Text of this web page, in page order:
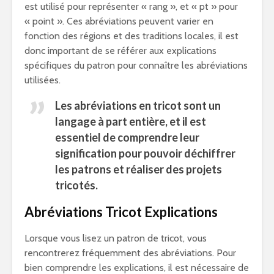
est utilisé pour représenter « rang », et « pt » pour
« point ». Ces abréviations peuvent varier en
fonction des régions et des traditions locales, il est
donc important de se référer aux explications
spécifiques du patron pour connaître les abréviations
utilisées.
Les abréviations en tricot sont un
langage à part entière, et il est
essentiel de comprendre leur
signification pour pouvoir déchiffrer
les patrons et réaliser des projets
tricotés.
Abréviations Tricot Explications
Lorsque vous lisez un patron de tricot, vous
rencontrerez fréquemment des abréviations. Pour
bien comprendre les explications, il est nécessaire de